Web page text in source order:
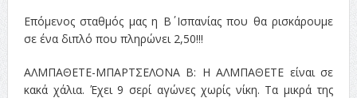
Επόμενος σταθμός μας η Β΄ Ισπανίας που θα ρισκάρουμε
σε ένα διπλό που πληρώνει 2,50!!!
ΑΛΜΠΑΘΕΤΕ-ΜΠΑΡΤΣΕΛΟΝΑ Β: Η ΑΛΜΠΑΘΕΤΕ είναι σε
κακά χάλια. Έχει 9 σερί αγώνες χωρίς νίκη. Τα μικρά της